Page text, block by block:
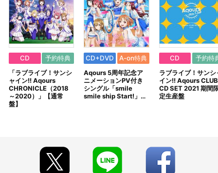
CD
予約特典
「ラブライブ！サンシ
ャイン!! Aqours
CHRONICLE（2018
～2020）」【通常
盤】
CD+DVD
A-on特典
Aqours 5周年記念ア
ニメーションPV付き
シングル「smile
smile ship Start!」…
CD
予約特
ラブライブ！サンシ
イン!! Aqours CLUB
CD SET 2021 期間
定生産盤